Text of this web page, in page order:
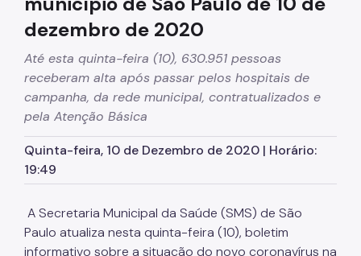
dezembro de 2020
Até esta quinta-feira (10), 630.951 pessoas
receberam alta após passar pelos hospitais de
campanha, da rede municipal, contratualizados e
pela Atenção Básica
Quinta-feira, 10 de Dezembro de 2020 | Horário:
19:49
A Secretaria Municipal da Saúde (SMS) de São
Paulo atualiza nesta quinta-feira (10), boletim
informativo sobre a situação do novo coronavírus na